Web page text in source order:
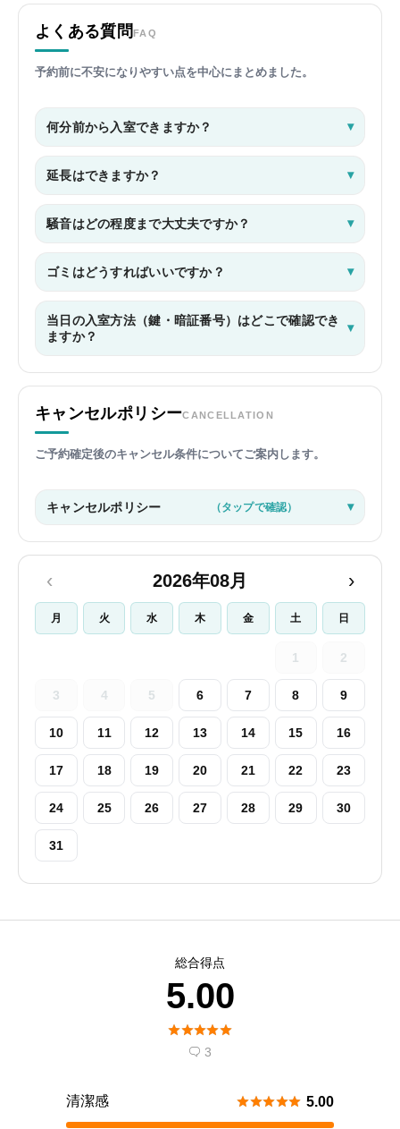
よくある質問 FAQ
予約前に不安になりやすい点を中心にまとめました。
何分前から入室できますか？
延長はできますか？
騒音はどの程度まで大丈夫ですか？
ゴミはどうすればいいですか？
当日の入室方法（鍵・暗証番号）はどこで確認でき
ますか？
キャンセルポリシーCANCELLATION
ご予約確定後のキャンセル条件についてご案内します。
キャンセルポリシー （タップで確認）
‹ 2026年08月 ›
月 火 水 木 金 土 日
1 2
3 4 5 6 7 8 9
10 11 12 13 14 15 16
17 18 19 20 21 22 23
24 25 26 27 28 29 30
31
総合得点
5.00

 3
清潔感  5.00